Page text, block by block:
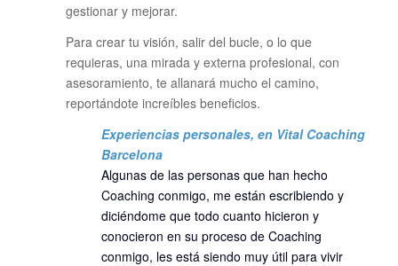
gestionar y mejorar.
Para crear tu visión, salir del bucle, o lo que
requieras, una mirada y externa profesional, con
asesoramiento, te allanará mucho el camino,
reportándote increíbles beneficios.
Experiencias personales, en Vital Coaching
Barcelona
Algunas de las personas que han hecho
Coaching conmigo, me están escribiendo y
diciéndome que todo cuanto hicieron y
conocieron en su proceso de Coaching
conmigo, les está siendo muy útil para vivir